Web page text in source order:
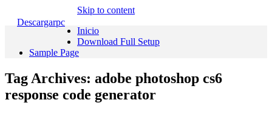
Descargarpc
Skip to content
Inicio
Download Full Setup
Sample Page
Tag Archives: adobe photoshop cs6
response code generator